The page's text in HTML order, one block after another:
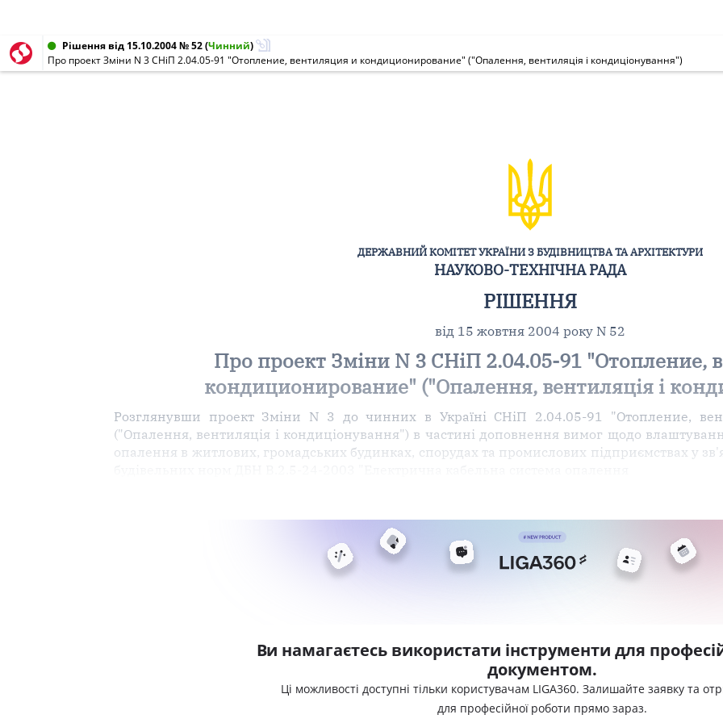
Рішення від 15.10.2004 № 52(Чинний)
Про проект Зміни N 3 СНіП 2.04.05-91 "Отопление, вентиляция и кондиционирование" ("Опалення, вентиляція і кондиціонування")
ДЕРЖАВНИЙ КОМІТЕТ УКРАЇНИ З БУДІВНИЦТВА ТА АРХІТЕКТУРИ
НАУКОВО-ТЕХНІЧНА РАДА
РІШЕННЯ
від 15 жовтня 2004 року N 52
Про проект Зміни N 3 СНіП 2.04.05-91 "Отопление,
кондиционирование" ("Опалення, вентиляція і
Розглянувши проект Зміни N 3 до чинних в Україні СНіП 2.04.05-91 "Отопление,
("Опалення, вентиляція і кондиціонування") в частині доповнення вимог щодо
опалення в житлових, громадських будинках, спорудах та промислових підприємствах у
Ви намагаєтесь використати інструменти для
документом.
Ці можливості доступні тільки користувачам LIGA360. Залишайте заявку та
для професійної роботи прямо зараз.